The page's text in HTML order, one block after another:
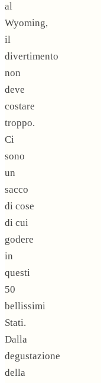
al
Wyoming,
il
divertimento
non
deve
costare
troppo.
Ci
sono
un
sacco
di cose
di cui
godere
in
questi
50
bellissimi
Stati.
Dalla
degustazione
della